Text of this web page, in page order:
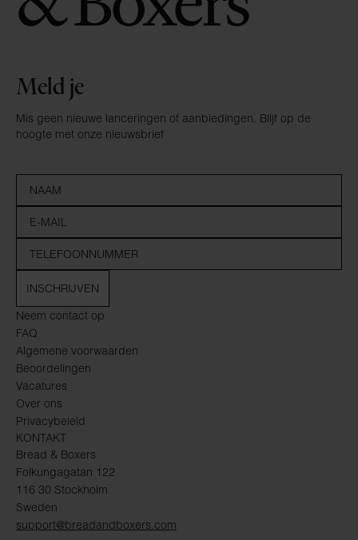
Neem contact op
FAQ
Algemene voorwaarden
Beoordelingen
Vacatures
Over ons
Privacybeleid
KONTAKT
Bread & Boxers
Folkungagatan 122
116 30 Stockholm
Sweden
support@breadandboxers.com
Meld je
Mis geen nieuwe lanceringen of aanbiedingen. Blijf op de
hoogte met onze nieuwsbrief
INSCHRIJVEN